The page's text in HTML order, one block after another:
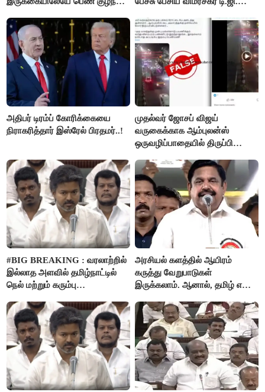
அதிபர் டிரம்ப் கோரிக்கையை
நிராகரித்தார் இஸ்ரேல் பிரதமர்..!
முதல்வர் ஜோசப் விஜய்
வருகைக்காக ஆம்புலன்ஸ்
ஒருவழிப்பாதையில் திருப்பி
தான்..!
#BIG BREAKING : வரலாற்றில்
இல்லாத அளவில் தமிழ்நாட்டில்
நெல் மற்றும் கரும்பு
ஊக்கத்தொகையை உயர்த்த
முடிவு - முதலமைச்சர் விஜய்
அறிவிப்பு..!
அரசியல் களத்தில் ஆயிரம்
கருத்து வேறுபாடுகள்
இருக்கலாம். ஆனால், தமிழ் என்று
தமிழர்கள் - எடப்பாடி பழனிசாமி..!